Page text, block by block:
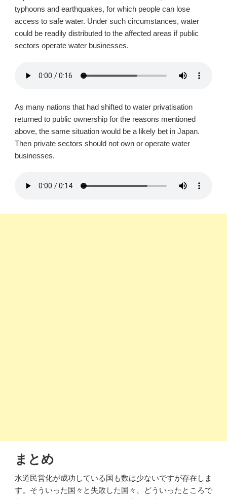
typhoons and earthquakes, for which people can lose
access to safe water. Under such circumstances, water
could be readily distributed to the affected areas if public
sectors operate water businesses.
As many nations that had shifted to water privatisation
returned to public ownership for the reasons mentioned
above, the same situation would be a likely bet in Japan.
Then private sectors should not own or operate water
businesses.
まとめ
水道民営化が成功している国も数は少ないですが存在しま
す。そういった国々と失敗した国々、どういったところで